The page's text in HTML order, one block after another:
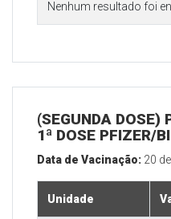
Nenhum resultado foi
(SEGUNDA DOSE)
1ª DOSE PFIZER/
Data de Vacinação: 20
Unidade